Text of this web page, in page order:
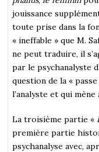
jouissance
toute prise dans la
« ineffable » que M.
ne peut traduire, il
par le psychanalyste
question de la «
l’analyste et qui mène
La troisième partie «
première partie
psychanalyse avec,